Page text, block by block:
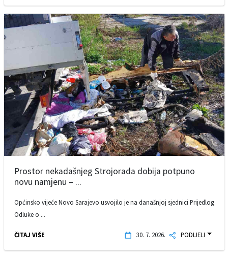
Prostor nekadašnjeg Strojorada dobija potpuno
novu namjenu – ...
Općinsko vijeće Novo Sarajevo usvojilo je na današnjoj sjednici Prijedlog
Odluke o ...
ČITAJ VIŠE 30. 7. 2026. PODIJELI